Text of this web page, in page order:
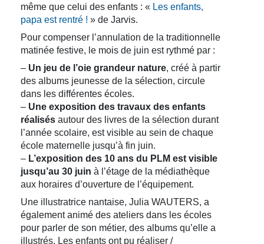
même que celui des enfants : « Les enfants,
papa est rentré ! » de Jarvis.
Pour compenser l’annulation de la traditionnelle
matinée festive, le mois de juin est rythmé par :
– Un jeu de l’oie grandeur nature, créé à partir
des albums jeunesse de la sélection, circule
dans les différentes écoles.
– Une exposition des travaux des enfants
réalisés autour des livres de la sélection durant
l’année scolaire, est visible au sein de chaque
école maternelle jusqu’à fin juin.
– L’exposition des 10 ans du PLM est visible
jusqu’au 30 juin à l’étage de la médiathèque
aux horaires d’ouverture de l’équipement.
Une illustratrice nantaise, Julia WAUTERS, a
également animé des ateliers dans les écoles
pour parler de son métier, des albums qu’elle a
illustrés. Les enfants ont pu réaliser /